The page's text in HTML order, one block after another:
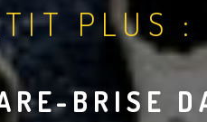
PLUS :
BRISE